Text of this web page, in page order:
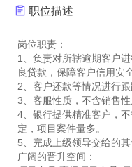
职位描述
岗位职责：
1、负责对所辖逾期客户
良贷款，保障客户信用安全
2、客户还款等情况进行跟
3、客服性质，不含销售性
4、银行提供精准客户，
定，项目案件量多。
5、完成上级领导交给的其
广阔的晋升空间：